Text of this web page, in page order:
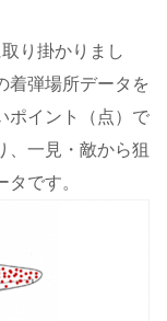
り掛かりまし
着弾場所データを
ポイント（点）で
、一見・敵から狙
です。